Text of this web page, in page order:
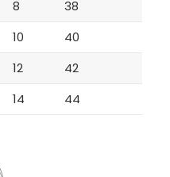
8
38
10
40
12
42
14 44